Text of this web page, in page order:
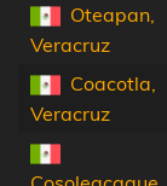
Oteapan,
Veracruz
Coacotla,
Veracruz